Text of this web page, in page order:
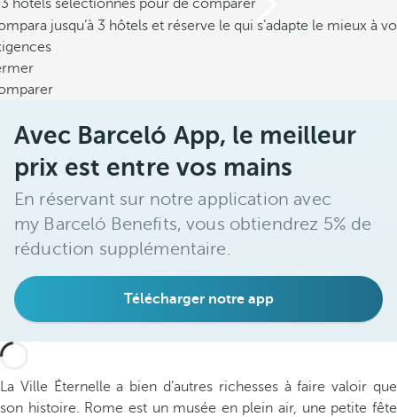
hôtels sélectionnés pour de comparer
jusqu’à 3 hôtels et réserve le qui s’adapte le mieux à
Avec Barceló App, le meilleur
prix est entre vos mains
En réservant sur notre application avec
my Barceló Benefits, vous obtiendrez 5% de
réduction supplémentaire.
Télécharger notre app
La Ville Éternelle a bien d’autres richesses à faire valoir que
son histoire. Rome est un musée en plein air, une petite fête